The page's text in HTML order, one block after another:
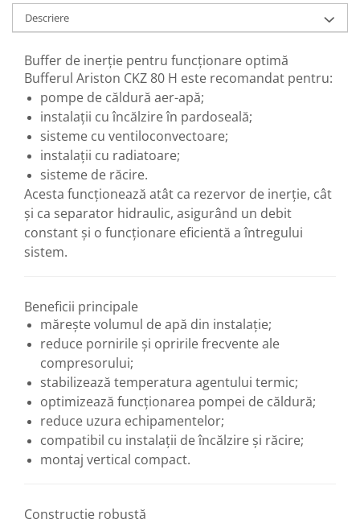
Pompe de circulatie
Pompe submersibile
Hidrofoare
Accesorii pompe
Vase de expansiune
Vase de expansiune pentru
incalzire
Vase de expansiune pentru
instalatii sanitare
Vas de expansiune pentru hidrofor
Accesorii montaj vase de
expansiune
Termostate de camera
Accesorii
Cleme de fixare si coliere
Accesorii de montaj
Substante intretinere instalatii
Accesorii instalatii termice
Distribuitoare
Filtre apa
Baterii instant
Descriere
Buffer de inerție pentru funcționare optimă
Bufferul Ariston CKZ 80 H este recomandat pentru:
pompe de căldură aer-apă;
instalații cu încălzire în pardoseală;
sisteme cu ventiloconvectoare;
instalații cu radiatoare;
sisteme de răcire.
Acesta funcționează atât ca rezervor de inerție, cât
și ca separator hidraulic, asigurând un debit
constant și o funcționare eficientă a întregului
sistem.
Beneficii principale
mărește volumul de apă din instalație;
reduce pornirile și opririle frecvente ale
compresorului;
stabilizează temperatura agentului termic;
optimizează funcționarea pompei de căldură;
reduce uzura echipamentelor;
compatibil cu instalații de încălzire și răcire;
montaj vertical compact.
Construcție robustă